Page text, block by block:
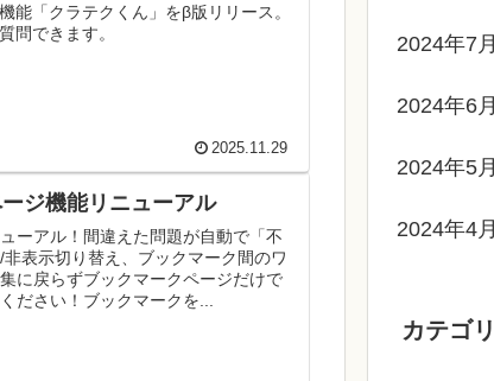
能「クラテクくん」をβ版リリース。
問できます。
2025.11.29
ジ機能リニューアル
ーアル！間違えた問題が自動で「不
表示切り替え、ブックマーク間のワ
に戻らずブックマークページだけで
ださい！ブックマークを...
2024年7月
2024年6月
2024年5月
2024年4月
カテゴ